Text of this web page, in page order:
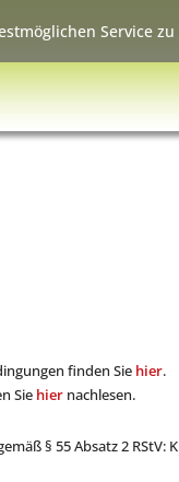
finden Sie hier.
Sie hier nachlesen.
§ 55 Absatz 2 RStV:
Service